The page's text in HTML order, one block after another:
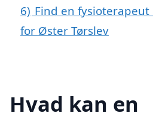
6) Find en
for Øster Tørslev
Hvad kan en